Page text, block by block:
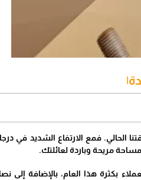
الحالي. فمع الارتفاع الشديد في
مريحة وباردة لعائلتك.
بكثرة هذا العام، بالإضافة إلى